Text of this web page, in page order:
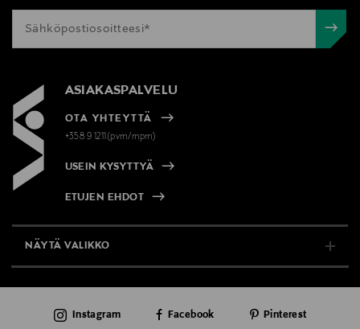
ASIAKASPALVELU
OTA YHTEYTTÄ
+358 9 1211(pvm/mpm)
USEIN KYSYTTYÄ
ETUJEN EHDOT
NÄYTÄ VALIKKO
AJANKOHTAISTA
Instagram Facebook Pinterest